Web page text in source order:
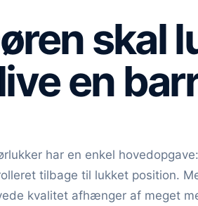
skal
en
har en enkel
tilbage til lukket position.
kvalitet afhænger af meget